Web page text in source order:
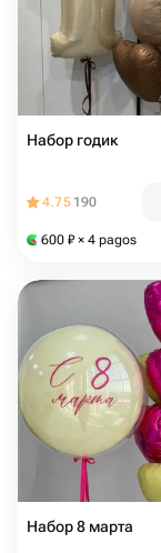
Набор годик
4.75 190
600 ₽ × 4 pagos
Набор 8 марта